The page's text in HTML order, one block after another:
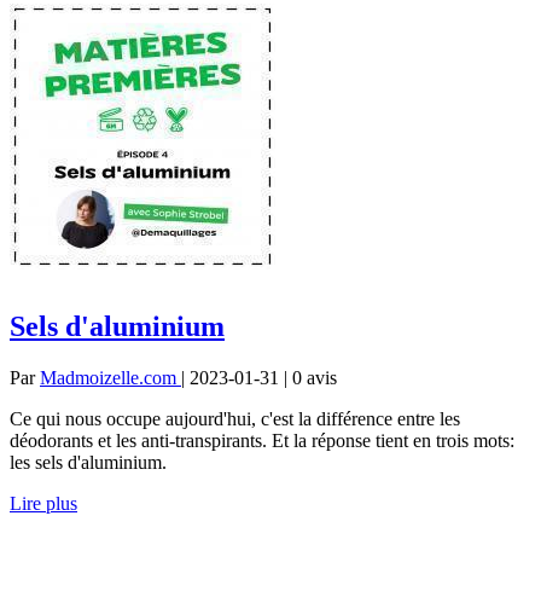
Sels d'aluminium
ParMadmoizelle.com | 2023-01-31 | 0 avis
Ce qui nous occupe aujourd'hui, c'est la différence entre les
déodorants et les anti-transpirants. Et la réponse tient en trois mots:
les sels d'aluminium.
Lire plus